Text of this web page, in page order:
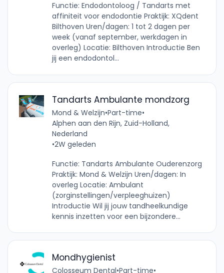
Functie: Endodontoloog / Tandarts met
affiniteit voor endodontie Praktijk: XQdent
Bilthoven Uren/dagen: 1 tot 2 dagen per
week (vanaf september, werkdagen in
overleg) Locatie: Bilthoven Introductie Ben
jij een endodontol...
Tandarts Ambulante mondzorg
Mond & Welzijn•Part-time•
Alphen aan den Rijn, Zuid-Holland,
Nederland
•2W geleden
Functie: Tandarts Ambulante Ouderenzorg
Praktijk: Mond & Welzijn Uren/dagen: In
overleg Locatie: Ambulant
(zorginstellingen/verpleeghuizen)
Introductie Wil jij jouw tandheelkundige
kennis inzetten voor een bijzondere...
Mondhygienist
Colosseum Dental•Part-time•